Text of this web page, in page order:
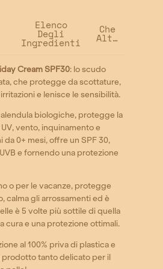
Elenco
Degli
Ingredienti
Che
Altro?
Cream SPF30: lo scudo
che protegge da scottature,
e lenisce le sensibilità.
biologiche, protegge la
vento, inquinamento e
0+ mesi, offre un SPF 30,
e fornendo una protezione
o per le vacanze, protegge
calma gli arrossamenti ed è
è 5 volte più sottile di quella
cura e una protezione ottimali.
al 100% priva di plastica e
prodotto tanto delicato per il